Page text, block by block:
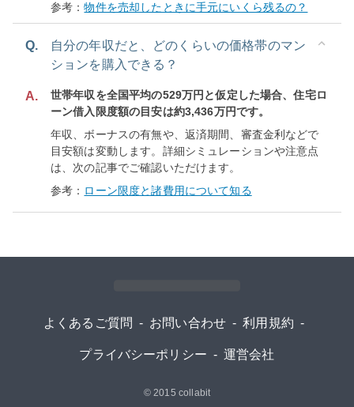
参考：物件を売却したときに手元にいくら残るの？
Q.
自分の年収だと、どのくらいの価格帯のマン
ションを購入できる？
A.
世帯年収を全国平均の529万円と仮定した場合、住宅ロ
ーン借入限度額の目安は約3,436万円です。
年収、ボーナスの有無や、返済期間、審査金利などで
目安額は変動します。詳細シミュレーションや注意点
は、次の記事でご確認いただけます。
参考： ローン限度と諸費用について知る
よくあるご質問 - お問い合わせ - 利用規約 -
プライバシーポリシー - 運営会社
© 2015 collabit